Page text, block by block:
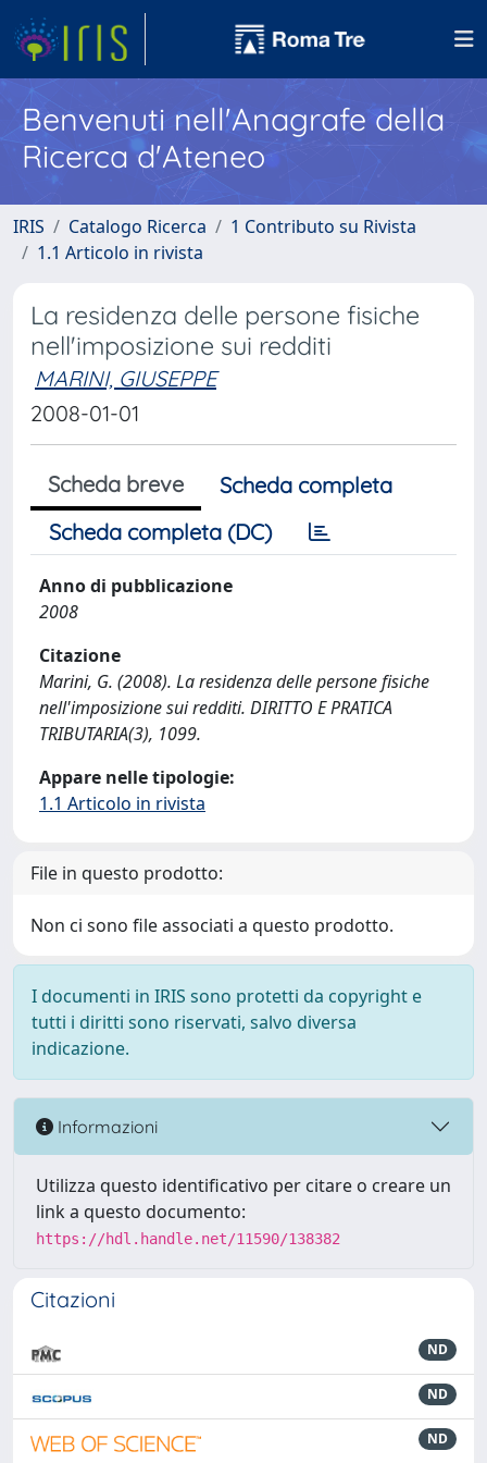
Benvenuti nell'Anagrafe della
Ricerca d'Ateneo
IRIS Catalogo Ricerca
1 Contributo su Rivista
1.1 Articolo in rivista
La residenza delle persone fisiche
nell'imposizione sui redditi
MARINI, GIUSEPPE
2008-01-01
Scheda breve
Scheda completa
Scheda completa (DC)
Anno di pubblicazione
2008
Citazione
Marini, G. (2008). La residenza delle persone fisiche
nell'imposizione sui redditi. DIRITTO E PRATICA
TRIBUTARIA(3), 1099.
Appare nelle tipologie:
1.1 Articolo in rivista
File in questo prodotto:
Non ci sono file associati a questo prodotto.
I documenti in IRIS sono protetti da copyright e
tutti i diritti sono riservati, salvo diversa
indicazione.
Informazioni
Utilizza questo identificativo per citare o creare un
link a questo documento:
https://hdl.handle.net/11590/138382
Citazioni
ND
ND
ND